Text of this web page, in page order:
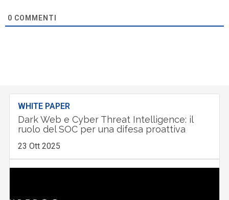
0 COMMENTI
WHITE PAPER
Dark Web e Cyber Threat Intelligence: il
ruolo del SOC per una difesa proattiva
23 Ott 2025